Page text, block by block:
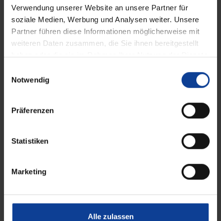
Verwendung unserer Website an unsere Partner für
soziale Medien, Werbung und Analysen weiter. Unsere
Partner führen diese Informationen möglicherweise mit
weiteren Daten zusammen, die Sie ihnen bereitgestellt
haben oder die sie im Rahmen Ihrer Nutzung der Dienste
Notwendig
Präferenzen
Statistiken
Marketing
Alle zulassen